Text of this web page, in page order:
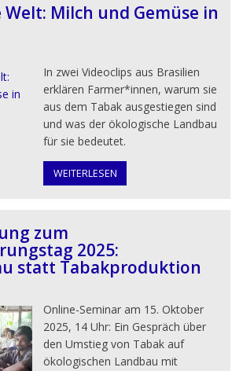
Milch und Gemüse in
In zwei Videoclips aus Brasilien
erklären Farmer*innen, warum sie
aus dem Tabak ausgestiegen sind
und was der ökologische Landbau
für sie bedeutet.
WEITERLESEN
zum
2025:
statt Tabakproduktion
Online-Seminar am 15. Oktober
2025, 14 Uhr: Ein Gespräch über
den Umstieg von Tabak auf
ökologischen Landbau mit